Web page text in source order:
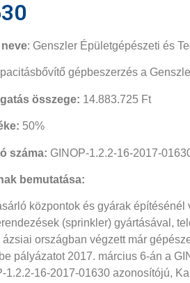
: Genszler Épületgépészeti és
gépbeszerzés a
összege: 14.883.725 Ft
50%
száma: GINOP-1.2.2-16-2017-
bemutatása:
központok és gyárak
(sprinkler) gyártásával,
országban végzett már
pályázatot 2017. március 6-án a
1.2.2-16-2017-01630 azonosítójú,